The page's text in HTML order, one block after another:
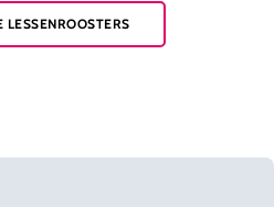
LESSENROOSTERS